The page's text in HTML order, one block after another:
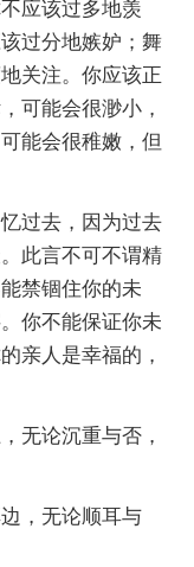
应该过多地羡
过分地嫉妒；舞
关注。你应该正
可能会很渺小，
能会很稚嫩，但
过去，因为过去
此言不可不谓精
禁锢住你的未
你不能保证你未
亲人是幸福的，
无论沉重与否，
，无论顺耳与